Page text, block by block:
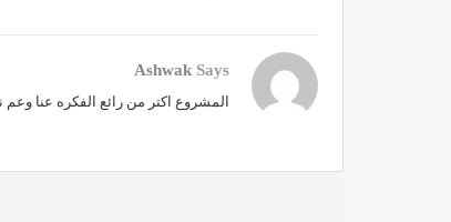
Ashwak Says
المشروع اكتر من رائع الفكره عنا